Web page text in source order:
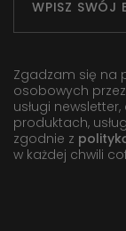
Zgadzam się na
osobowych przez
usługi
produktach,
zgodnie z
w każdej chwili